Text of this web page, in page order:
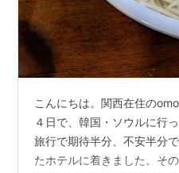
こんにちは。関西在住の
４日で、韓国・ソウルに行
旅行で期待半分、不安半分
たホテルに着きました。そ